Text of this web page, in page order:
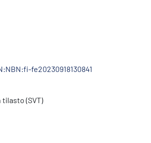
fe20230918130841
(SVT)